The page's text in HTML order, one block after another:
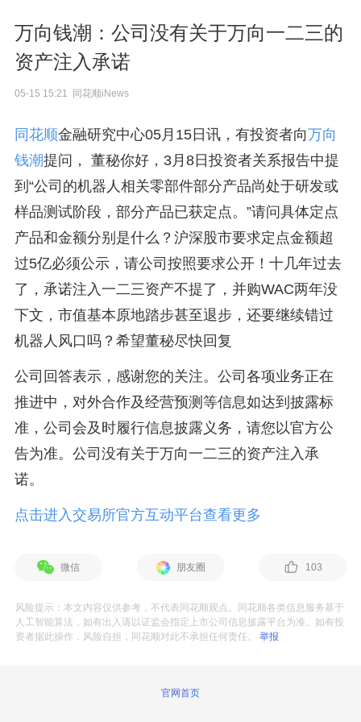
万向钱潮：公司没有关于万向一二三的
资产注入承诺
05-15 15:21 同花顺iNews
同花顺金融研究中心05月15日讯，有投资者向万向
钱潮提问， 董秘你好，3月8日投资者关系报告中提
到“公司的机器人相关零部件部分产品尚处于研发或
样品测试阶段，部分产品已获定点。”请问具体定点
产品和金额分别是什么？沪深股市要求定点金额超
过5亿必须公示，请公司按照要求公开！十几年过去
了，承诺注入一二三资产不提了，并购WAC两年没
下文，市值基本原地踏步甚至退步，还要继续错过
机器人风口吗？希望董秘尽快回复
公司回答表示，感谢您的关注。公司各项业务正在
推进中，对外合作及经营预测等信息如达到披露标
准，公司会及时履行信息披露义务，请您以官方公
告为准。公司没有关于万向一二三的资产注入承
诺。
点击进入交易所官方互动平台查看更多
微信 朋友圈 103
风险提示：本文内容仅供参考，不代表同花顺观点。同花顺各类信息服务基于
人工智能算法，如有出入请以证监会指定上市公司信息披露平台为准。如有投
资者据此操作，风险自担，同花顺对此不承担任何责任。举报
官网首页